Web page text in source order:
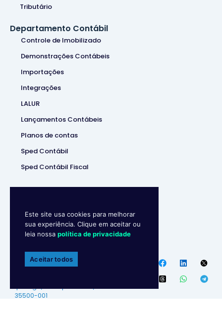
Tributário
Departamento Contábil
Controle de Imobilizado
Demonstrações Contábeis
Importações
Integrações
LALUR
Lançamentos Contábeis
Planos de contas
Sped Contábil
Sped Contábil Fiscal
Contábill | (37) 3229-5850 |
Política de privacidade
35500-001
Este site usa cookies para melhorar
sua experiência. Clique em aceitar ou
leia nossa política de privacidade
Aceitar todos